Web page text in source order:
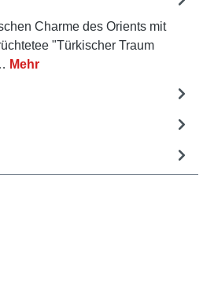
Charme des Orients mit
"Türkischer Traum
Mehr